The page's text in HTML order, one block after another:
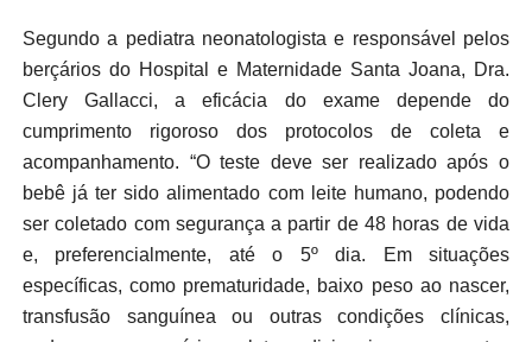
Segundo a pediatra neonatologista e responsável pelos
berçários do Hospital e Maternidade Santa Joana, Dra.
Clery Gallacci, a eficácia do exame depende do
cumprimento rigoroso dos protocolos de coleta e
acompanhamento. “O teste deve ser realizado após o
bebê já ter sido alimentado com leite humano, podendo
ser coletado com segurança a partir de 48 horas de vida
e, preferencialmente, até o 5º dia. Em situações
específicas, como prematuridade, baixo peso ao nascer,
transfusão sanguínea ou outras condições clínicas,